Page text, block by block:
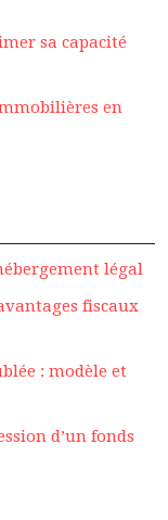
sa capacité
en
légal
fiscaux
: modèle et
d’un fonds